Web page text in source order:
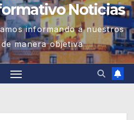
Noticias
informando a nuestros
manera objetiva